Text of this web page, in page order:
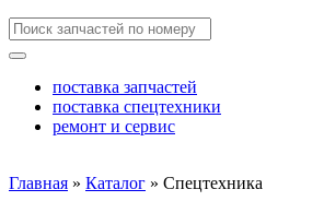
поставка запчастей
поставка спецтехники
ремонт и сервис
Главная » Каталог » Спецтехника